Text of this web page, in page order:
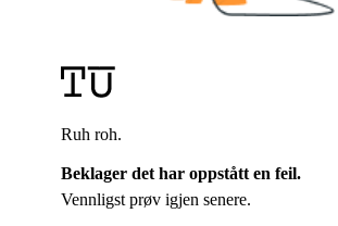
Ruh roh.
Beklager det har oppstått en feil.
Vennligst prøv igjen senere.